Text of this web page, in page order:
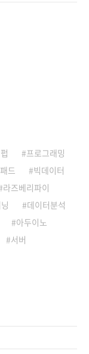
프로그래밍
드
빅데이터
라즈베리파이
데이터분석
아두이노
서버